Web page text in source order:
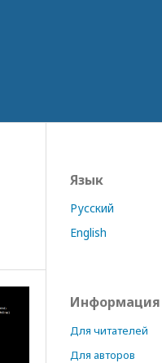
Язык
Русский
English
Информация
Для читателей
Для авторов